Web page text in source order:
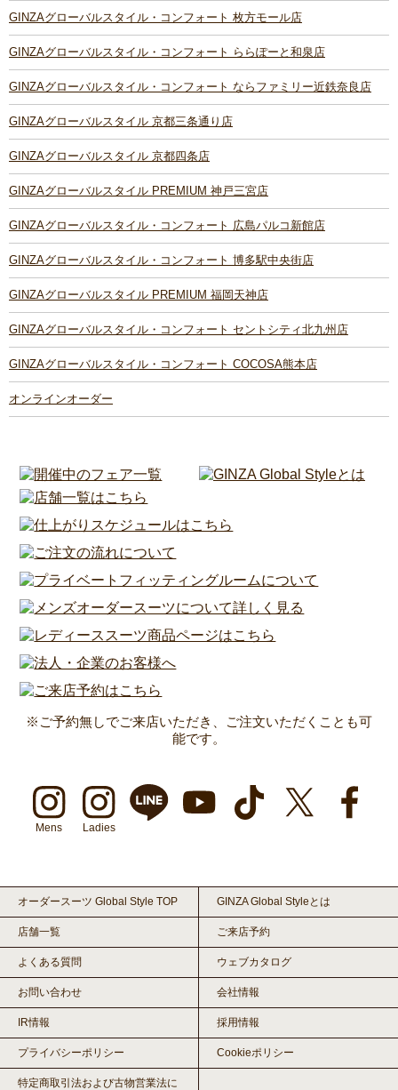
GINZAグローバルスタイル・コンフォート 枚方モール店
GINZAグローバルスタイル・コンフォート ららぽーと和泉店
GINZAグローバルスタイル・コンフォート ならファミリー近鉄奈良店
GINZAグローバルスタイル 京都三条通り店
GINZAグローバルスタイル 京都四条店
GINZAグローバルスタイル PREMIUM 神戸三宮店
GINZAグローバルスタイル・コンフォート 広島パルコ新館店
GINZAグローバルスタイル・コンフォート 博多駅中央街店
GINZAグローバルスタイル PREMIUM 福岡天神店
GINZAグローバルスタイル・コンフォート セントシティ北九州店
GINZAグローバルスタイル・コンフォート COCOSA熊本店
オンラインオーダー
※ご予約無しでご来店いただき、ご注文いただくことも可
能です。
Mens Ladies
オーダースーツ Global Style TOP GINZA Global Styleとは
店舗一覧 ご来店予約
よくある質問 ウェブカタログ
お問い合わせ 会社情報
IR情報 採用情報
プライバシーポリシー Cookieポリシー
特定商取引法および古物営業法に